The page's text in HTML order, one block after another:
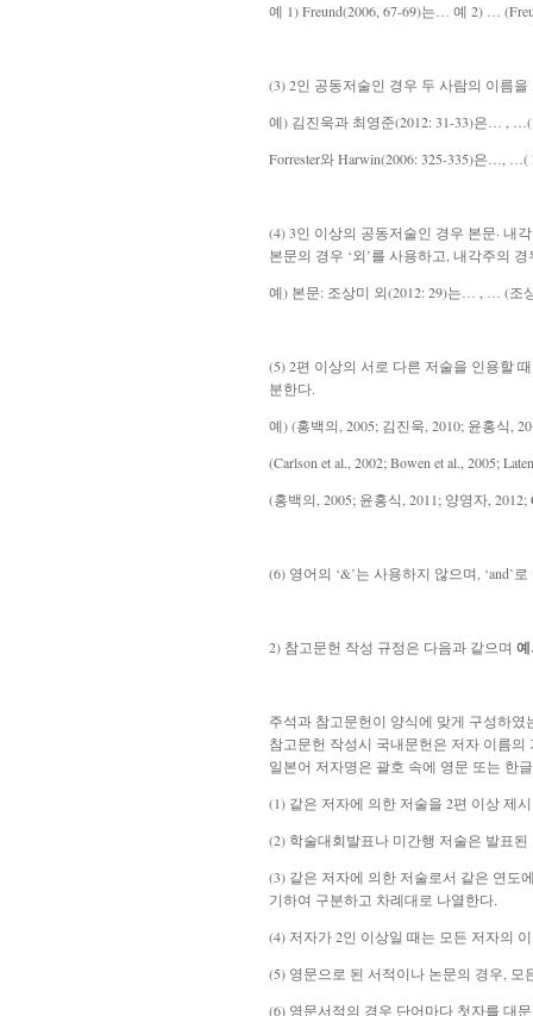
예 1) Freund(2006, 67-69)는… 예 2) …
(3) 2인 공동저술인 경우 두 사람의 이름
예) 김진욱과 최영준(2012: 31-33)은… , …(
Forrester와 Harwin(2006: 325-335)은…, …(
(4) 3인 이상의 공동저술인 경우 본문· 내
본문의 경우 ‘외’를 사용하고, 내각주의 경
예) 본문: 조상미 외(2012: 29)는… , … (조
(5) 2편 이상의 서로 다른 저술을 인용할
분한다.
예) (홍백의, 2005; 김진욱, 2010; 윤홍식,
(Carlson et al., 2002; Bowen et al., 2005;
(홍백의, 2005; 윤홍식, 2011; 양영자, 2012;
(6) 영어의 ‘&’는 사용하지 않으며, ‘and’
2) 참고문헌 작성 규정은 다음과 같으며
주석과 참고문헌이 양식에 맞게 구성하
참고문헌 작성시 국내문헌은 저자 이름
일본어 저자명은 괄호 속에 영문 또는 한
(1) 같은 저자에 의한 저술을 2편 이상 제
(2) 학술대회발표나 미간행 저술은 발표
(3) 같은 저자에 의한 저술로서 같은 연도
기하여 구분하고 차례대로 나열한다.
(4) 저자가 2인 이상일 때는 모든 저자의
(5) 영문으로 된 서적이나 논문의 경우, 모
(6) 영문서적의 경우 단어마다 첫자를 대